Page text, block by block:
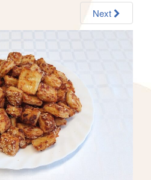
v
i
Next